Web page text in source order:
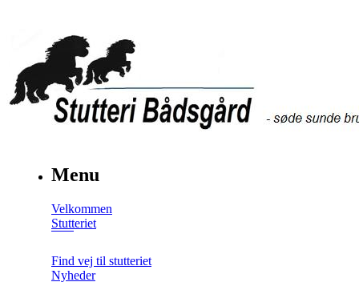
Menu
Velkommen
Stutteriet
Find vej til stutteriet
Nyheder